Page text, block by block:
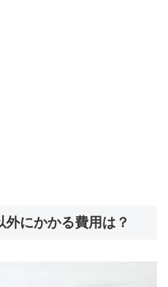
外にかかる費用は？